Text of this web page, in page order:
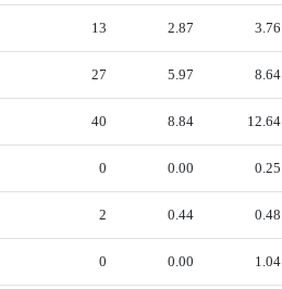
13 2.87 3.76
27 5.97 8.64
40 8.84 12.64
0 0.00 0.25
2 0.44 0.48
0 0.00 1.04